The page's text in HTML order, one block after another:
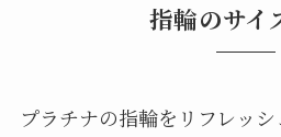
指輪のサイ
プラチナの指輪をリフレッシ